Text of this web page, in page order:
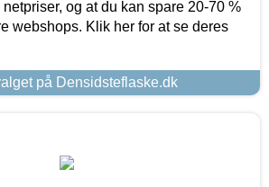
og at du kan spare 20-70 %
webshops. Klik her for at se deres
på Densidsteflaske.dk